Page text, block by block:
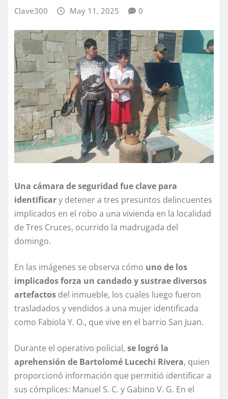
Clave300 May 11, 2025 0
Una cámara de seguridad fue clave para
identificary detener a tres presuntos delincuentes
implicados en el robo a una vivienda en la localidad
de Tres Cruces, ocurrido la madrugada del
domingo.
En las imágenes se observa cómo uno de los
implicados forza un candado y sustrae diversos
artefactos del inmueble, los cuales luego fueron
trasladados y vendidos a una mujer identificada
como Fabiola Y. O., que vive en el barrio San Juan.
Durante el operativo policial, se logró la
aprehensión de Bartolomé Lucechi Rivera, quien
proporcionó información que permitió identificar a
sus cómplices: Manuel S. C. y Gabino V. G. En el